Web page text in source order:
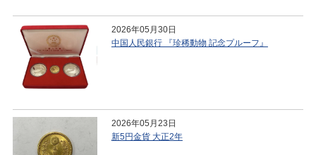
2026年05月30日
中国人民銀行 『珍稀動物 記念プルーフ』
2026年05月23日
新5円金貨 大正2年